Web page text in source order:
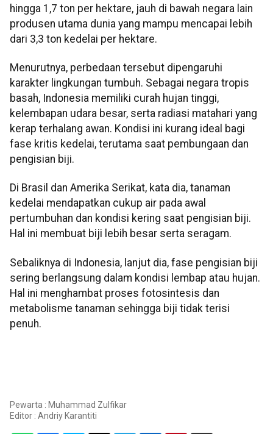
hingga 1,7 ton per hektare, jauh di bawah negara lain
produsen utama dunia yang mampu mencapai lebih
dari 3,3 ton kedelai per hektare.
Menurutnya, perbedaan tersebut dipengaruhi
karakter lingkungan tumbuh. Sebagai negara tropis
basah, Indonesia memiliki curah hujan tinggi,
kelembapan udara besar, serta radiasi matahari yang
kerap terhalang awan. Kondisi ini kurang ideal bagi
fase kritis kedelai, terutama saat pembungaan dan
pengisian biji.
Di Brasil dan Amerika Serikat, kata dia, tanaman
kedelai mendapatkan cukup air pada awal
pertumbuhan dan kondisi kering saat pengisian biji.
Hal ini membuat biji lebih besar serta seragam.
Sebaliknya di Indonesia, lanjut dia, fase pengisian biji
sering berlangsung dalam kondisi lembap atau hujan.
Hal ini menghambat proses fotosintesis dan
metabolisme tanaman sehingga biji tidak terisi
penuh.
Pewarta : Muhammad Zulfikar
Editor : Andriy Karantiti